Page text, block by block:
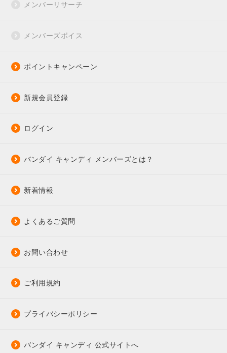
メンバーリサーチ
メンバーズボイス
ポイントキャンペーン
新規会員登録
ログイン
バンダイ キャンディ メンバーズとは？
新着情報
よくあるご質問
お問い合わせ
ご利用規約
プライバシーポリシー
バンダイ キャンディ 公式サイトへ